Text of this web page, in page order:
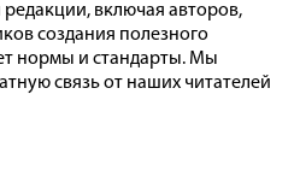
включая авторов,
создания полезного
нормы и стандарты. Мы
связь от наших читателей